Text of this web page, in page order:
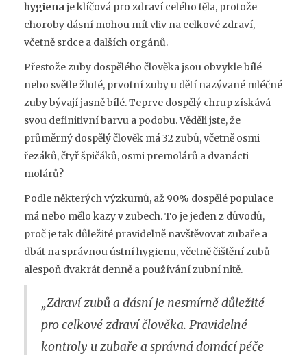
hygienaje klíčová pro zdraví celého těla, protože
choroby dásní mohou mít vliv na celkové zdraví,
včetně srdce a dalších orgánů.
Přestože zuby dospělého člověka jsou obvykle bílé
nebo světle žluté, prvotní zuby u dětí nazývané mléčné
zuby bývají jasně bílé. Teprve dospělý chrup získává
svou definitivní barvu a podobu. Věděli jste, že
průměrný dospělý člověk má 32 zubů, včetně osmi
řezáků, čtyř špičáků, osmi premolárů a dvanácti
molárů?
Podle některých výzkumů, až 90% dospělé populace
má nebo mělo kazy v zubech. To je jeden z důvodů,
proč je tak důležité pravidelně navštěvovat zubaře a
dbát na správnou ústní hygienu, včetně čištění zubů
alespoň dvakrát denně a používání zubní nitě.
„Zdraví zubů a dásní je nesmírně důležité
pro celkové zdraví člověka. Pravidelné
kontroly u zubaře a správná domácí péče